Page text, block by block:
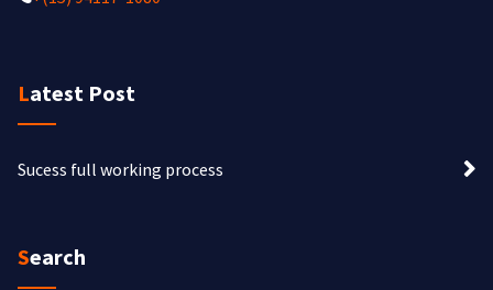
Latest Post
Sucess full working process
Search